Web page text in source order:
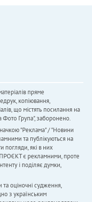
пряме
копіювання,
що містять посилання на
Фото Група", заборонено.
"Реклама" / "Новини
та публікуються на
погляди, які в них
є рекламними, проте
і поділяє думки,
та оціночні судження,
з українським